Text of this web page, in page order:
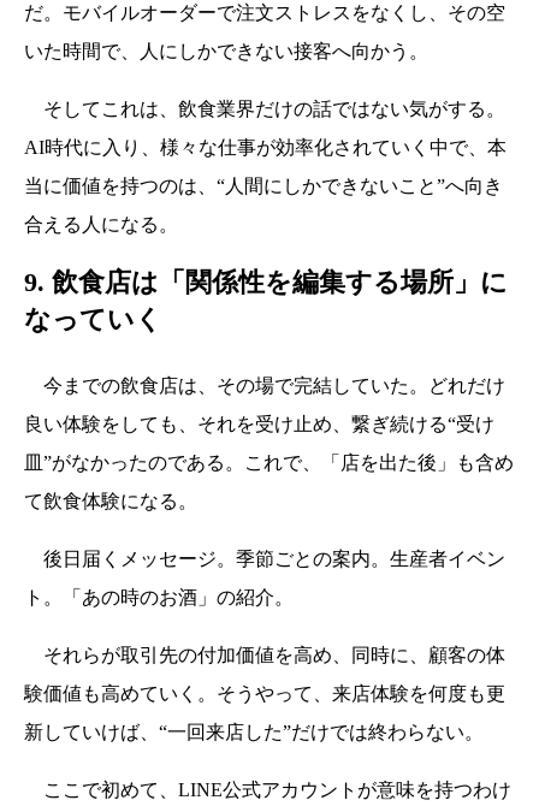
だ。モバイルオーダーで注文ストレスをなくし、その空
いた時間で、人にしかできない接客へ向かう。
そしてこれは、飲食業界だけの話ではない気がする。
AI時代に入り、様々な仕事が効率化されていく中で、本
当に価値を持つのは、“人間にしかできないこと”へ向き
合える人になる。
9. 飲食店は「関係性を編集する場所」に
なっていく
今までの飲食店は、その場で完結していた。どれだけ
良い体験をしても、それを受け止め、繋ぎ続ける“受け
皿”がなかったのである。これで、「店を出た後」も含め
て飲食体験になる。
後日届くメッセージ。季節ごとの案内。生産者イベン
ト。「あの時のお酒」の紹介。
それらが取引先の付加価値を高め、同時に、顧客の体
験価値も高めていく。そうやって、来店体験を何度も更
新していけば、“一回来店した”だけでは終わらない。
ここで初めて、LINE公式アカウントが意味を持つわけ